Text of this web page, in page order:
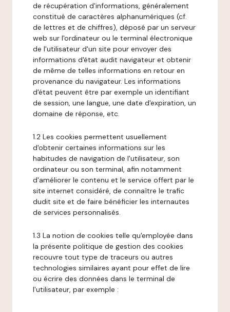
de récupération d'informations, généralement
constitué de caractères alphanumériques (cf.
de lettres et de chiffres), déposé par un serveur
web sur l'ordinateur ou le terminal électronique
de l'utilisateur d'un site pour envoyer des
informations d'état audit navigateur et obtenir
de même de telles informations en retour en
provenance du navigateur. Les informations
d'état peuvent être par exemple un identifiant
de session, une langue, une date d'expiration, un
domaine de réponse, etc.
1.2 Les cookies permettent usuellement
d'obtenir certaines informations sur les
habitudes de navigation de l'utilisateur, son
ordinateur ou son terminal, afin notamment
d'améliorer le contenu et le service offert par le
site internet considéré, de connaître le trafic
dudit site et de faire bénéficier les internautes
de services personnalisés.
1.3 La notion de cookies telle qu'employée dans
la présente politique de gestion des cookies
recouvre tout type de traceurs ou autres
technologies similaires ayant pour effet de lire
ou écrire des données dans le terminal de
l'utilisateur, par exemple :